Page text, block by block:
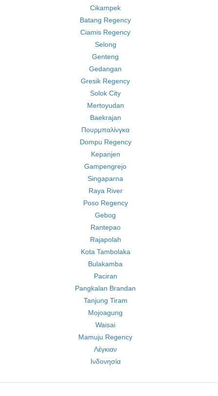
Cikampek
Batang Regency
Ciamis Regency
Selong
Genteng
Gedangan
Gresik Regency
Solok City
Mertoyudan
Baekrajan
Πουρμπαλίνγκα
Dompu Regency
Kepanjen
Gampengrejo
Singaparna
Raya River
Poso Regency
Gebog
Rantepao
Rajapolah
Kota Tambolaka
Bulakamba
Paciran
Pangkalan Brandan
Tanjung Tiram
Mojoagung
Waisai
Mamuju Regency
Λέγκιαν
Ινδονησία